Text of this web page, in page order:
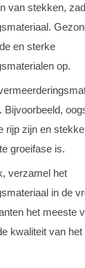
van stekken,
en sterke
op.
Bijvoorbeeld,
rijp zijn en
groeifase is.
verzamel het
in de
het meeste
kwaliteit van